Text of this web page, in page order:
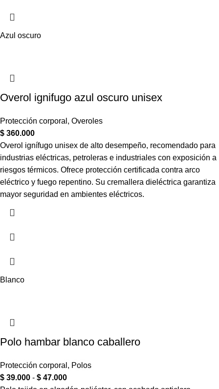
Azul oscuro
Overol ignifugo azul oscuro unisex
Protección corporal , Overoles
$ 360.000
Overol ignífugo unisex de alto desempeño, recomendado para
industrias eléctricas, petroleras e industriales con exposición a
riesgos térmicos. Ofrece protección certificada contra arco
eléctrico y fuego repentino. Su cremallera dieléctrica garantiza
mayor seguridad en ambientes eléctricos.
Blanco
Polo hambar blanco caballero
Protección corporal , Polos
$ 39.000 - $ 47.000